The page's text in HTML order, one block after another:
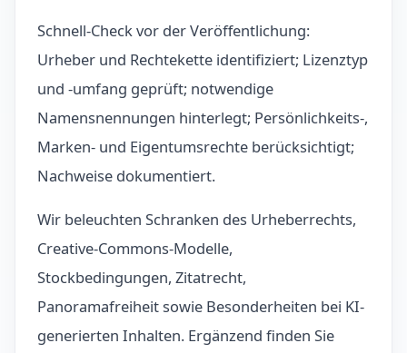
Schnell-Check vor der Veröffentlichung:
Urheber und Rechtekette identifiziert; Lizenztyp
und -umfang geprüft; notwendige
Namensnennungen hinterlegt; Persönlichkeits-,
Marken- und Eigentumsrechte berücksichtigt;
Nachweise dokumentiert.
Wir beleuchten Schranken des Urheberrechts,
Creative-Commons-Modelle,
Stockbedingungen, Zitatrecht,
Panoramafreiheit sowie Besonderheiten bei KI-
generierten Inhalten. Ergänzend finden Sie